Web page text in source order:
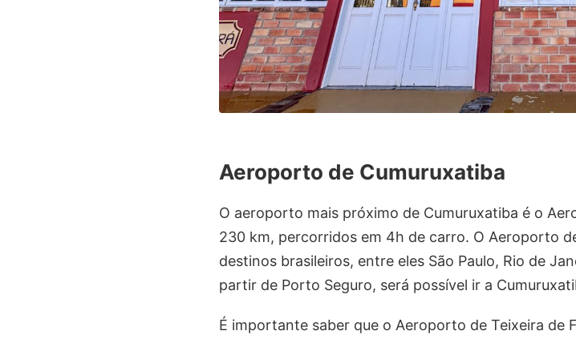
Aeroporto de Cumuruxatiba
O aeroporto mais próximo de Cumuruxatiba é o
230 km, percorridos em 4h de carro. O Aeroporto
destinos brasileiros, entre eles São Paulo, Rio de
partir de Porto Seguro, será possível ir a
É importante saber que o Aeroporto de Teixeira de